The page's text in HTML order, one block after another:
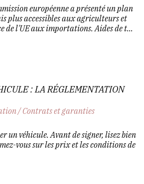
européenne a présenté un plan
plus accessibles aux agriculteurs et
de l'UE aux importations. Aides de t...
: LA RÉGLEMENTATION
/Contrats et garanties
un véhicule. Avant de signer, lisez bien
vous sur les prix et les conditions de